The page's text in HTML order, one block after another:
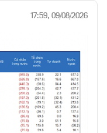
17:59, 09/08/2026